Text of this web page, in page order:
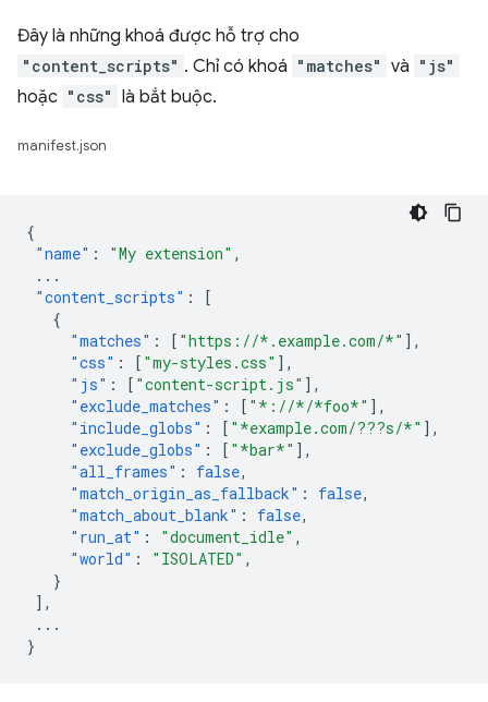
Đây là những khoá được hỗ trợ cho
"content_scripts" . Chỉ có khoá "matches" và "js"
hoặc "css" là bắt buộc.
manifest.json
{
"name" : "My extension" ,
...
"content_scripts" :
[
{
"matches" : [ "https://*.example.com/*" ],
"css" : [ "my-styles.css" ],
"js" : [ "content-script.js" ],
"exclude_matches" : [ "*://*/*foo*" ],
"include_globs" : [ "*example.com/???s/*" ],
"exclude_globs" : [ "*bar*" ],
"all_frames" : false,
"match_origin_as_fallback" : false,
"match_about_blank" : false,
"run_at" : "document_idle" ,
"world" : "ISOLATED" ,
}
],
...
}